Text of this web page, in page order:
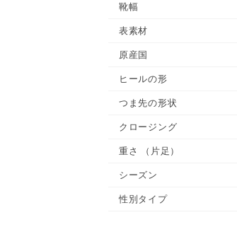
靴幅
表素材
原産国
ヒールの形
つま先の形状
クロージング
重さ （片足）
シーズン
性別タイプ